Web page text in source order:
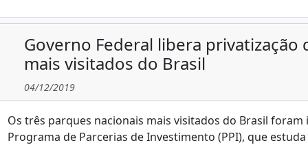
Governo Federal libera privatização
mais visitados do Brasil
04/12/2019
Os três parques nacionais mais visitados do Brasil
Programa de Parcerias de Investimento (PPI), que